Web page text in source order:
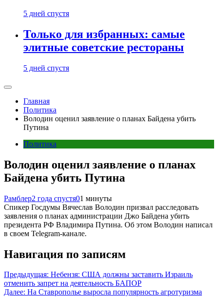
5 дней спустя
Только для избранных: самые
элитные советские рестораны
5 дней спустя
Главная
Политика
Володин оценил заявление о планах Байдена убить
Путина
Политика
Володин оценил заявление о планах
Байдена убить Путина
Рамблер2 года спустя01 минуты
Спикер Госдумы Вячеслав Володин призвал расследовать
заявления о планах администрации Джо Байдена убить
президента РФ Владимира Путина. Об этом Володин написал
в своем Telegram-канале.
Навигация по записям
Предыдущая: Небензя: США должны заставить Израиль
отменить запрет на деятельность БАПОР
Далее: На Ставрополье выросла популярность агротуризма